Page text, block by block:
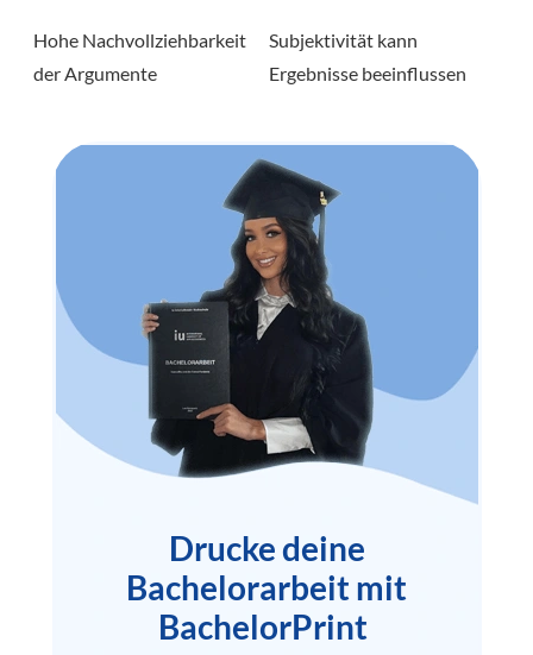
Hohe Nachvollziehbarkeit
der Argumente
Subjektivität kann
Ergebnisse beeinflussen
Drucke deine
Bachelorarbeit mit
BachelorPrint